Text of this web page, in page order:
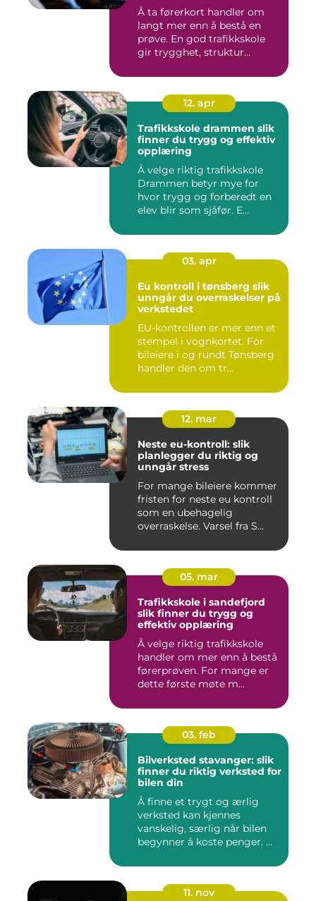
Å ta førerkort handler om
langt mer enn å bestå en
prøve. En god trafikkskole
gir trygghet, struktur...
12. apr
Trafikkskole drammen slik
finner du trygg og effektiv
opplæring
Å velge riktig trafikkskole
Drammen betyr mye for
hvor trygg og forberedt en
elev blir som sjåfør. E...
03. apr
Eu kontroll i tønsberg slik
unngår du overraskelser på
verkstedet
EU-kontrollen er mer enn et
stempel i vognkortet. For
bileiere i og rundt Tønsberg
handler den om tr...
12. mar
Neste eu-kontroll: slik
planlegger du riktig og
unngår stress
For mange bileiere kommer
fristen for neste eu kontroll
som en ubehagelig
overraskelse. Varsel fra S...
05. mar
Trafikkskole i sandefjord
slik finner du trygg og
effektiv opplæring
Å velge riktig trafikkskole
handler om mer enn å bestå
førerprøven. For mange er
dette første møte m...
03. feb
Bilverksted stavanger: slik
finner du riktig verksted for
bilen din
Å finne et trygt og ærlig
verksted kan kjennes
vanskelig, særlig når bilen
begynner å koste penger. ...
11. nov